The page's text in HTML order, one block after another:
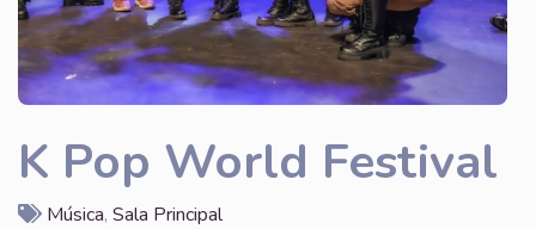
K Pop World Festival
Música, Sala Principal